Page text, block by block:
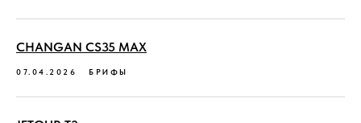
CHANGAN CS35 MAX
07.04.2026 БРИФЫ